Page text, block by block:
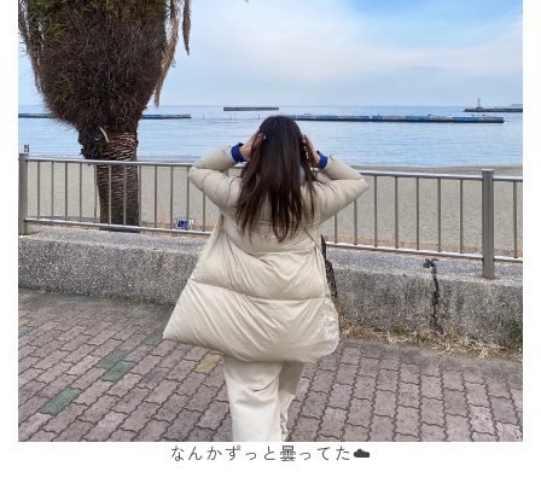
なんかずっと曇ってた☁️